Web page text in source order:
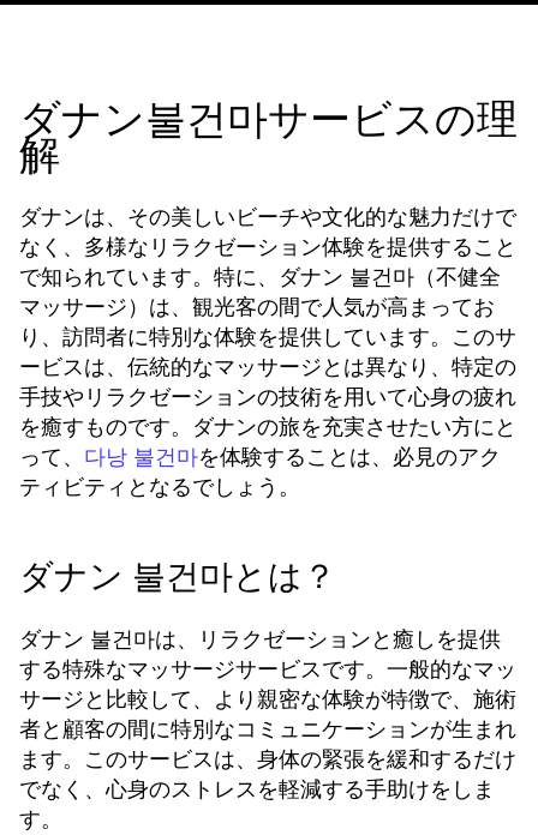
ダナン불건마サービスの理
解
ダナンは、その美しいビーチや文化的な魅力だけで
なく、多様なリラクゼーション体験を提供すること
で知られています。特に、ダナン 불건마（不健全
マッサージ）は、観光客の間で人気が高まってお
り、訪問者に特別な体験を提供しています。このサ
ービスは、伝統的なマッサージとは異なり、特定の
手技やリラクゼーションの技術を用いて心身の疲れ
を癒すものです。ダナンの旅を充実させたい方にと
って、
다낭 불건마を体験することは、必見のアク
ティビティとなるでしょう。
ダナン 불건마とは？
ダナン 불건마は、リラクゼーションと癒しを提供
する特殊なマッサージサービスです。一般的なマッ
サージと比較して、より親密な体験が特徴で、施術
者と顧客の間に特別なコミュニケーションが生まれ
ます。このサービスは、身体の緊張を緩和するだけ
でなく、心身のストレスを軽減する手助けをしま
す。